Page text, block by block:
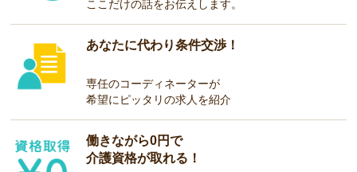
ここだけの話をお伝えします。
あなたに代わり条件交渉！
専任のコーディネーターが
希望にピッタリの求人を紹介
働きながら0円で
介護資格が取れる！